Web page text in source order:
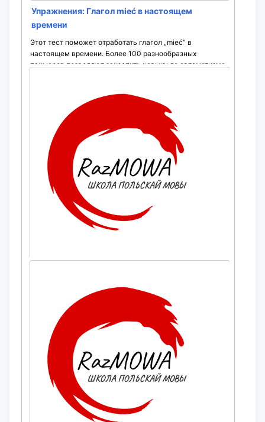
Упражнения: Глагол mieć в настоящем
времени
Этот тест поможет отработать глагол „mieć“ в
настоящем времени. Более 100 разнообразных
примеров позволяют закрепить навыки до автоматизма.
польском языке (Rodzaj rzeczownika)
Этот интерактивный тест направлен на отработку
одного из самых важных фундаментов польской
грамматики — правильного определения и
употребления рода существительных (rodzaj męski,
żeński i ...